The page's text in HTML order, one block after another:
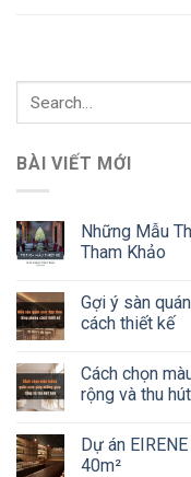
BÀI VIẾT MỚI
Những Mẫu
Tham Khảo
Gợi ý sàn
cách thiết kế
Cách chọn
rộng và thu
Dự án
40m²